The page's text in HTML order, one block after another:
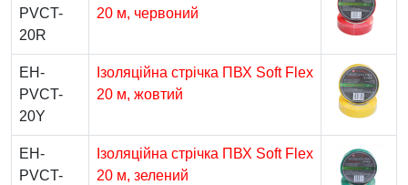
PVCT-
20R
20 м, червоний
EH-
PVCT-
20Y
Ізоляційна стрічка ПВХ Soft Flex
20 м, жовтий
EH-
PVCT-
Ізоляційна стрічка ПВХ Soft Flex
20 м, зелений